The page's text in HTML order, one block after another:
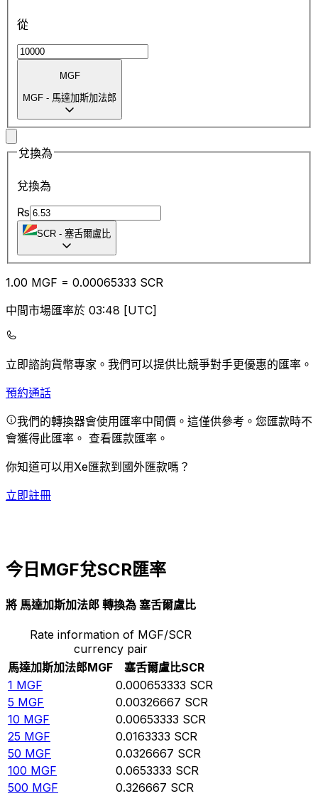
從
MGF
MGF - 馬達加斯加法郎
兌換為
兌換為
₨
SCR - 塞舌爾盧比
1.00 MGF = 0.00065333 SCR
中間市場匯率於 03:48 [UTC]
立即諮詢貨幣專家。 我們可以提供比競爭對手更優惠的匯率。
預約通話
我們的轉換器會使用匯率中間價。這僅供參考。您匯款時不
會獲得此匯率。 查看匯款匯率。
你知道可以用Xe匯款到國外匯款嗎？
立即註冊
今日MGF兌SCR匯率
將 馬達加斯加法郎 轉換為 塞舌爾盧比
Rate information of MGF/SCR
currency pair
馬達加斯加法郎MGF 塞舌爾盧比SCR
1 MGF 0.000653333 SCR
5 MGF 0.00326667 SCR
10 MGF 0.00653333 SCR
25 MGF 0.0163333 SCR
50 MGF 0.0326667 SCR
100 MGF 0.0653333 SCR
500 MGF 0.326667 SCR